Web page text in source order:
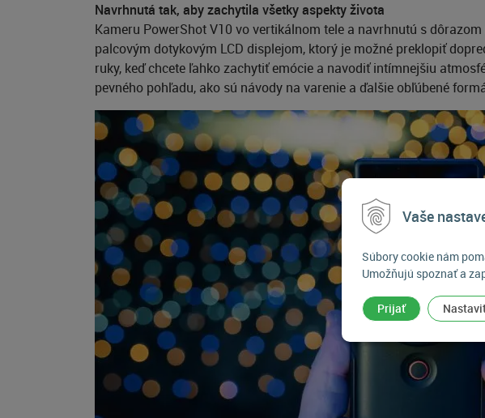
Vaše
Súbory cookie nám
Umožňujú spoznať a
Prijať
Navrhnutá tak, aby zachytila všetky aspekty života
Kameru PowerShot V10 vo vertikálnom tele a navrhnutú s
palcovým dotykovým LCD displejom, ktorý je možné preklopiť
ruky, keď chcete ľahko zachytiť emócie a navodiť intímnejšiu
pevného pohľadu, ako sú návody na varenie a ďalšie obľúbené